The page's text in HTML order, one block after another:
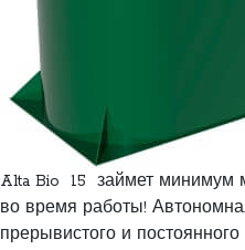
Alta Bio 15 займет минимум
во время работы!
прерывистого и